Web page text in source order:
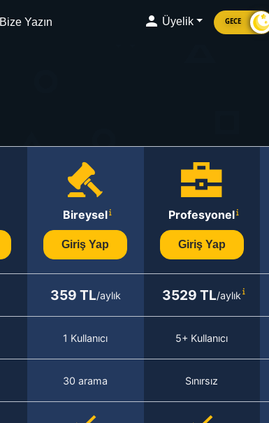
Bize Yazın Üyelik GECE
Bireysel
Giriş Yap
Profesyonel
Giriş Yap
359 TL/aylık 3529 TL/aylık
1 Kullanıcı 5+ Kullanıcı
30 arama Sınırsız